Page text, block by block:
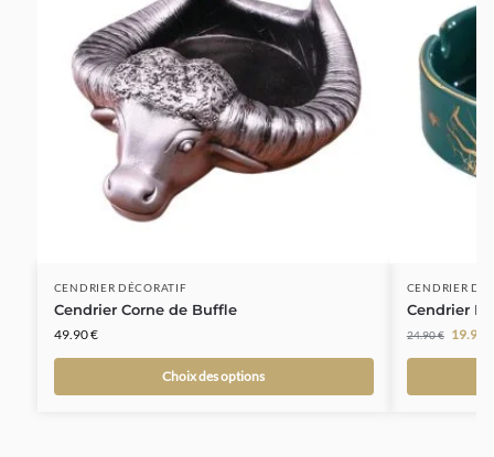
CENDRIER DÉCORATIF
Cendrier Corne de Buffle
49.90€
Choix des options
CENDRIER
Cendrier
24.90€ 19.90